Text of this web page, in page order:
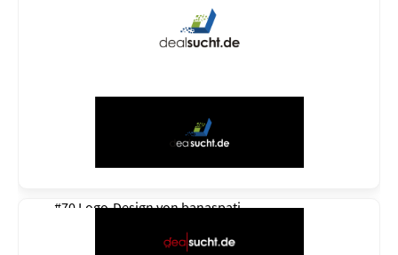
#70 Logo-Design vonbanaspati